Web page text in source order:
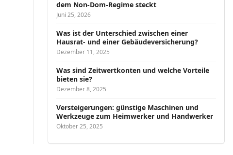
dem Non-Dom-Regime steckt
Juni 25, 2026
Was ist der Unterschied zwischen einer
Hausrat- und einer Gebäudeversicherung?
Dezember 11, 2025
Was sind Zeitwertkonten und welche Vorteile
bieten sie?
Dezember 8, 2025
Versteigerungen: günstige Maschinen und
Werkzeuge zum Heimwerker und Handwerker
Oktober 25, 2025